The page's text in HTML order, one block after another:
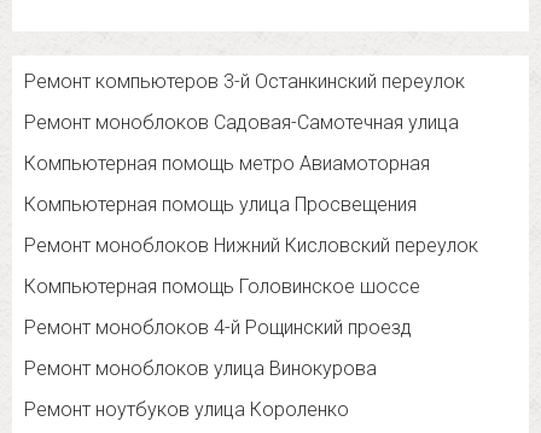
Ремонт компьютеров 3-й Останкинский переулок
Ремонт моноблоков Садовая-Самотечная улица
Компьютерная помощь метро Авиамоторная
Компьютерная помощь улица Просвещения
Ремонт моноблоков Нижний Кисловский переулок
Компьютерная помощь Головинское шоссе
Ремонт моноблоков 4-й Рощинский проезд
Ремонт моноблоков улица Винокурова
Ремонт ноутбуков улица Короленко